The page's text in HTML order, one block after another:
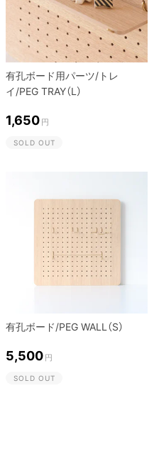
有孔ボード用パーツ/トレ
イ/PEG TRAY（L）
1,650 円
SOLD OUT
有孔ボード/PEG WALL（S）
5,500 円
SOLD OUT